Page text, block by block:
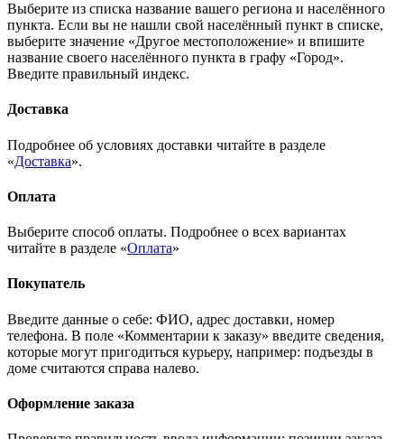
Выберите из списка название вашего региона и населённого
пункта. Если вы не нашли свой населённый пункт в списке,
выберите значение «Другое местоположение» и впишите
название своего населённого пункта в графу «Город».
Введите правильный индекс.
Доставка
Подробнее об условиях доставки читайте в разделе
«Доставка».
Оплата
Выберите способ оплаты. Подробнее о всех вариантах
читайте в разделе «Оплата»
Покупатель
Введите данные о себе: ФИО, адрес доставки, номер
телефона. В поле «Комментарии к заказу» введите сведения,
которые могут пригодиться курьеру, например: подъезды в
доме считаются справа налево.
Оформление заказа